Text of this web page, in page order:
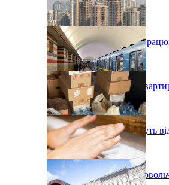
Київські школи будуть
У Києві подорожчали
У київському метро хочуть
У Києві роздадуть